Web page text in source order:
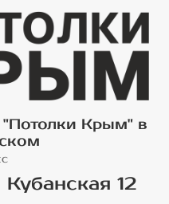
Крым" в
12